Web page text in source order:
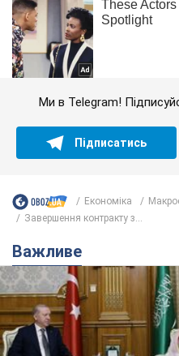
Ми в Telegram!
Підписатись
Економіка
Завершення контракту з...
Важливе